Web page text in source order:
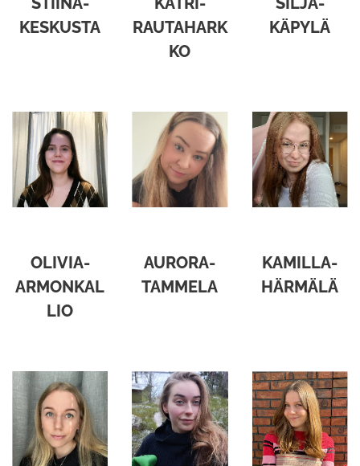
KESKUSTA
RAUTAHARK
KO
KÄPYLÄ
OLIVIA-
ARMONKAL
LIO
AURORA-
TAMMELA
KAMILLA-
HÄRMÄLÄ